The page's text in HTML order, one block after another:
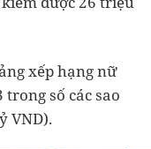
xếp hạng nữ
số các sao
VND).